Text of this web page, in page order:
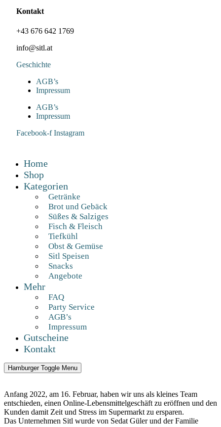
Kontakt
+43 676 642 1769
info@sitl.at
Geschichte
AGB’s
Impressum
AGB’s
Impressum
Facebook-f Instagram
Home
Shop
Kategorien
Getränke
Brot und Gebäck
Süßes & Salziges
Fisch & Fleisch
Tiefkühl
Obst & Gemüse
Sitl Speisen
Snacks
Angebote
Mehr
FAQ
Party Service
AGB’s
Impressum
Gutscheine
Kontakt
Hamburger Toggle Menu
Anfang 2022, am 16. Februar, haben wir uns als kleines Team
entschieden, einen Online-Lebensmittelgeschäft zu eröffnen und den
Kunden damit Zeit und Stress im Supermarkt zu ersparen.
Das Unternehmen Sitl wurde von Sedat Güler und der Familie